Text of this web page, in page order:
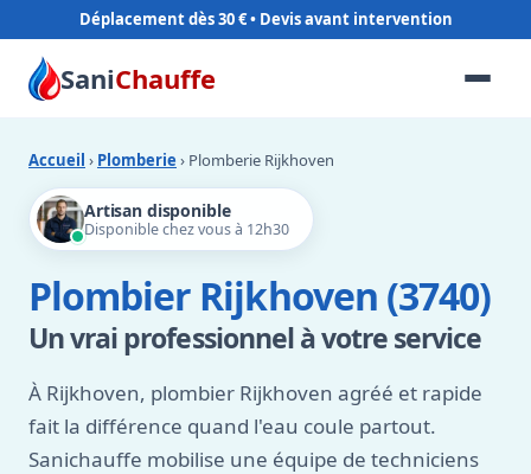
Déplacement dès 30 €
SaniChauffe
Accueil › Plomberie › Plomberie Rijkhoven
Artisan disponible
Disponible chez vous à 12h30
Plombier Rijkhoven (3740)
Un vrai professionnel à votre service
À Rijkhoven, plombier Rijkhoven agréé et rapide
fait la différence quand l'eau coule partout.
Sanichauffe mobilise une équipe de techniciens